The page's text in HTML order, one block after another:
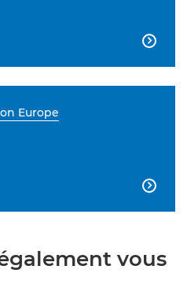

Europe

vous